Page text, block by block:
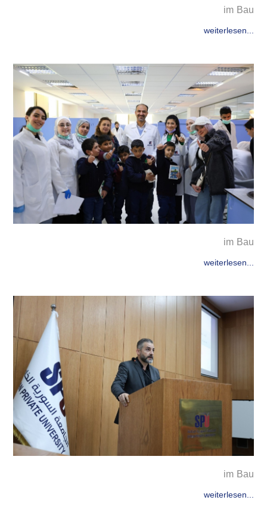
im Bau
weiterlesen...
im Bau
weiterlesen...
im Bau
weiterlesen...